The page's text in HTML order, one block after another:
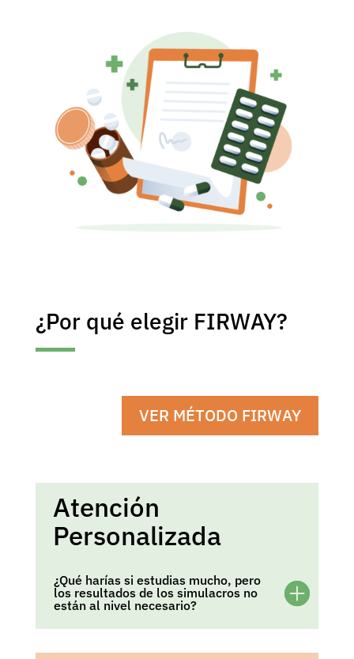
¿Por qué elegir FIRWAY?
VER MÉTODO FIRWAY
Atención
Personalizada
¿Qué harías si estudias mucho, pero
los resultados de los simulacros no
están al nivel necesario?